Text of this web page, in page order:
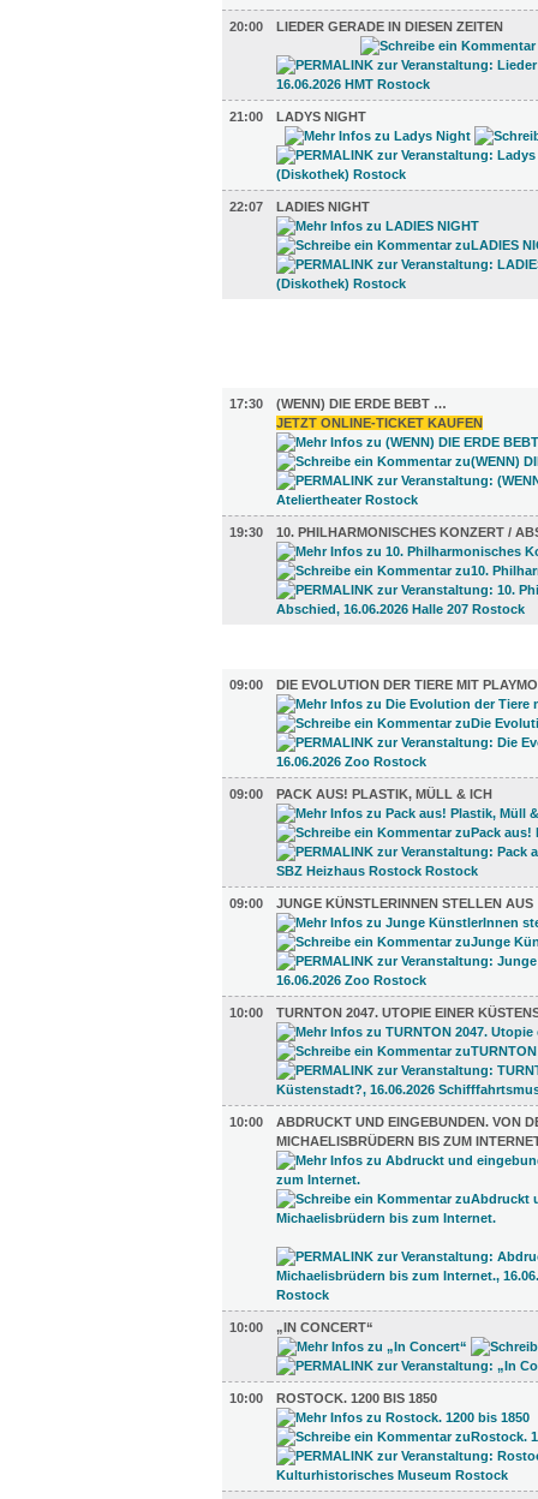
20:00 LIEDER GERADE IN DIESEN ZEITEN
21:00 LADYS NIGHT
22:07 LADIES NIGHT
17:30
(WENN) DIE ERDE BEBT …
JETZT ONLINE-TICKET KAUFEN
19:30 10. PHILHARMONISCHES KONZERT /
09:00
DIE EVOLUTION DER TIERE MIT
09:00 PACK AUS! PLASTIK, MÜLL & ICH
09:00 JUNGE KÜNSTLERINNEN STELLEN AUS
10:00 TURNTON 2047. UTOPIE EINER
10:00
ABDRUCKT UND EINGEBUNDEN. VON
MICHAELISBRÜDERN BIS ZUM
10:00 „IN CONCERT“
10:00 ROSTOCK. 1200 BIS 1850